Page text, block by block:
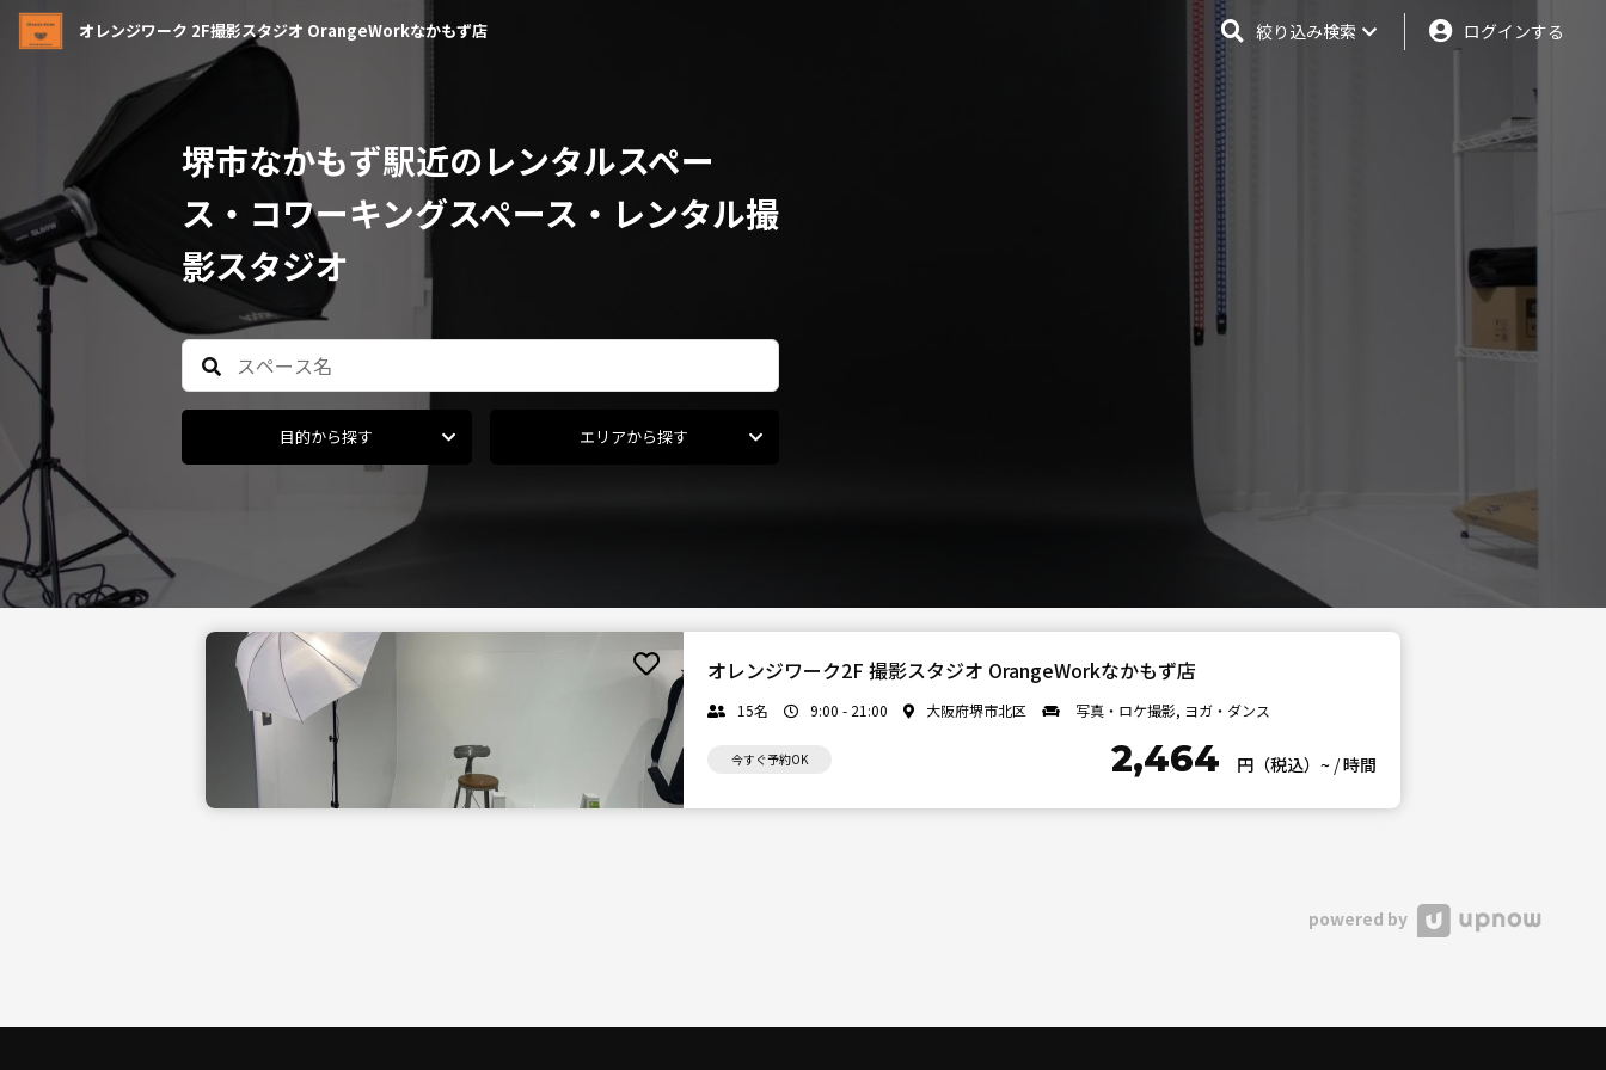
堺市なかもず駅近のレンタルスペー
ス・コワーキングスペース・レンタル撮
影スタジオ
目的から探す エリアから探す
オレンジワーク 2F撮影スタジオ OrangeWorkなかもず店 絞り込み検索 ログインする
オレンジワーク2F 撮影スタジオ OrangeWorkなかもず店
15名 9:00 - 21:00 大阪府堺市北区 写真・ロケ撮影, ヨガ・ダンス
今すぐ予約OK 2,464 円（税込）~ /時間
powered by